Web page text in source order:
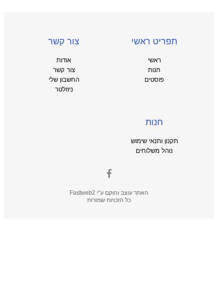
תפריט ראשי
ראשי
חנות
פוסטים
צור קשר
אודות
צור קשר
החשבון שלי
ניוזלטר
חנות
תקנון ותנאי שימוש
נוהל משלוחים
האתר עוצב והוקם ע"י Fastweb2
כל הזכויות שמורות